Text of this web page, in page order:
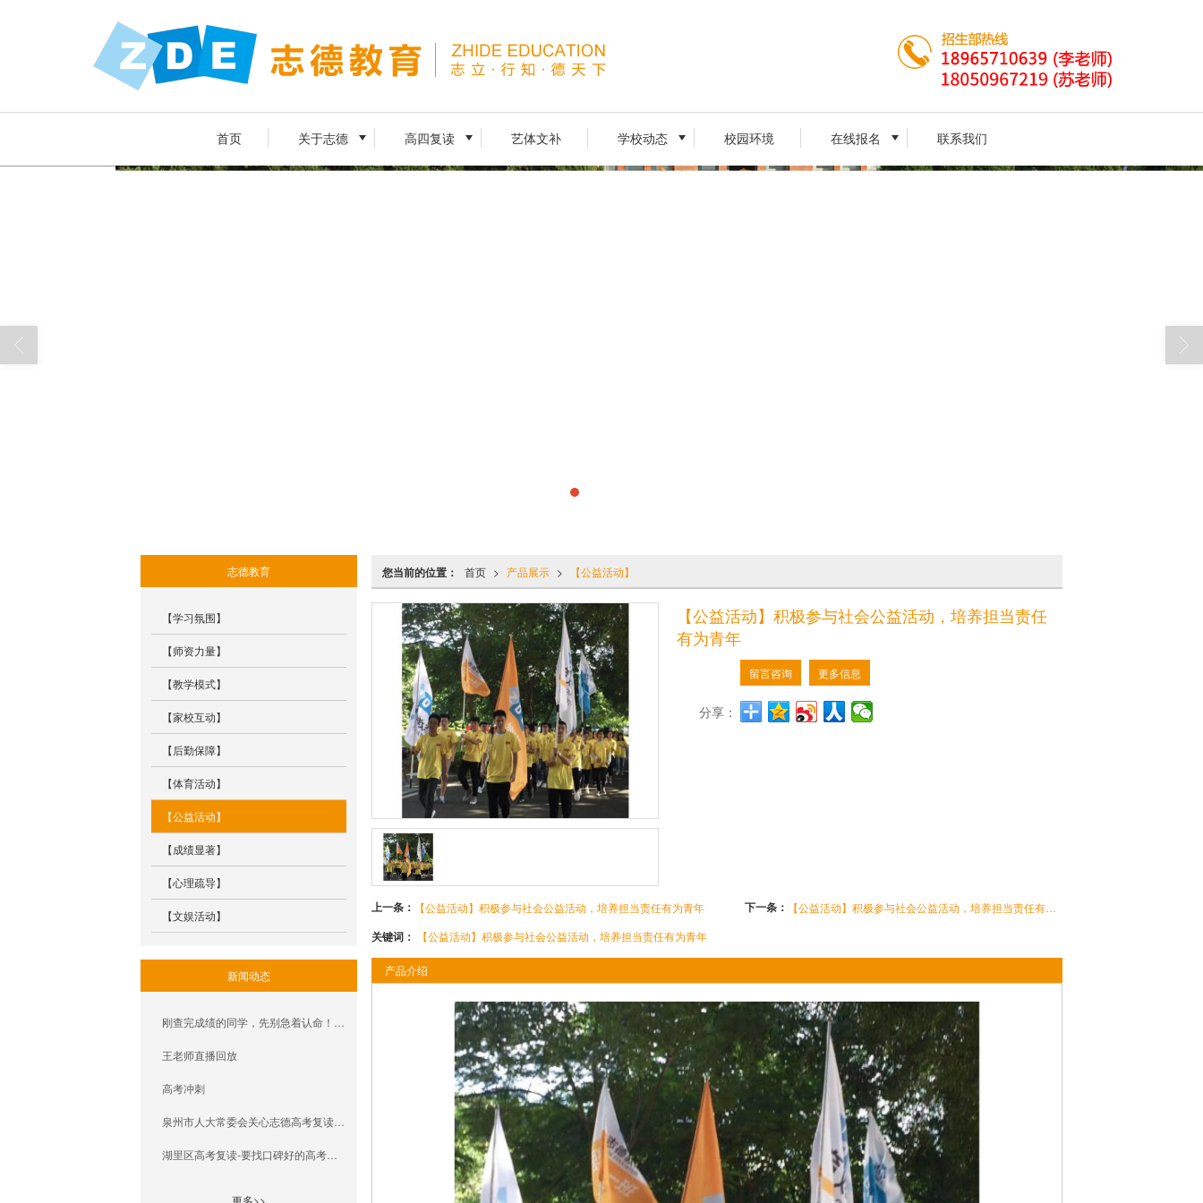
首页 关于志德 高四复读 艺体文补 学校动态 校园环境 在线报名 联系我们
您当前的位置： 首页 > 产品展示 > 【公益活动】
【公益活动】积极参与社会公益活动，培养担当责任
有为青年
留言咨询 更多信息
分享：
上一条： 【公益活动】积极参与社会公益活动，培养担当责任有为青年 下一条： 【公益活动】积极参与社会公益活动，培养担当责任有为青年
关键词： 【公益活动】积极参与社会公益活动，培养担当责任有为青年
产品介绍
志德教育
【学习氛围】
【师资力量】
【教学模式】
【家校互动】
【后勤保障】
【体育活动】
【公益活动】
【成绩显著】
【心理疏导】
【文娱活动】
新闻动态
刚查完成绩的同学，先别急着认命！ 不甘心就去复读，去冲更好的学校。
王老师直播回放
高考冲刺
泉州市人大常委会关心志德高考复读学校
湖里区高考复读-要找口碑好的高考复读就找志德培训学校
更多>>